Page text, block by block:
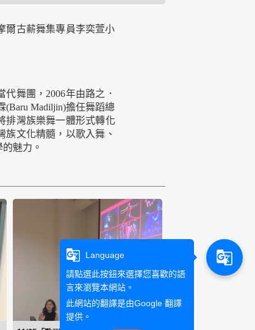
爾古薪舞集專員李奕萱小
舞團，2006年由路之．
Madiljin)擔任舞蹈總
排灣族樂舞一體形式轉化
文化精髓，以歌入舞、
魅力。
g_translate
Language
請點選此按鈕來選擇您喜歡的語
言來瀏覽本網站。
此網站的翻譯是由Google 翻譯
提供。
g_translate